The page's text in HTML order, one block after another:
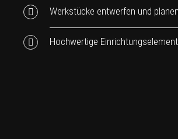
Werkstücke entwerfen und planen
Hochwertige